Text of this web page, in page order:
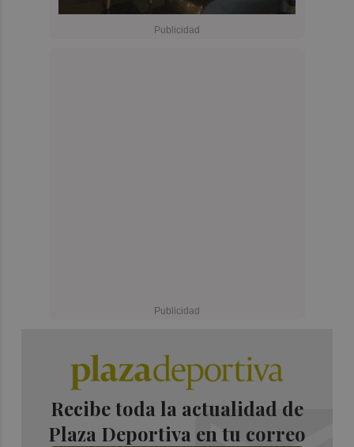
Recibe toda la actualidad de
Plaza Deportiva en tu correo